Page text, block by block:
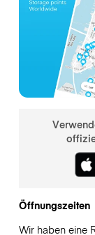
Öffnungszeiten
Wir haben eine